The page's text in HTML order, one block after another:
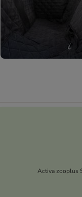
Activa zooplus